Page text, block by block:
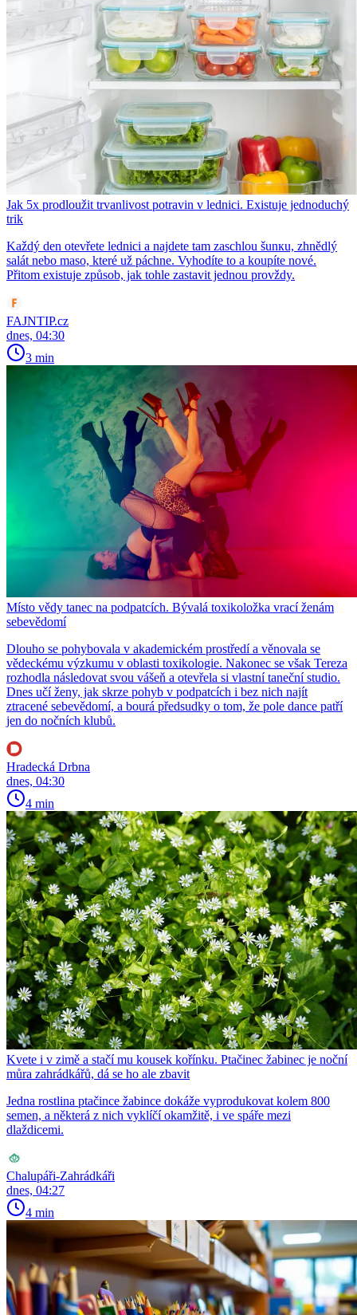
Jak 5x prodloužit trvanlivost potravin v lednici. Existuje jednoduchý
trik
Každý den otevřete lednici a najdete tam zaschlou šunкu, zhnědlý
salát nebo maso, které už páchne. Vyhodíte to a koupíte nové.
Přitom existuje způsob, jak tohle zastavit jednou provždy.
FAJNTIP.cz
dnes, 04:30
3 min
Místo vědy tanec na podpatcích. Bývalá toxikoložka vrací ženám
sebevědomí
Dlouho se pohybovala v akademickém prostředí a věnovala se
vědeckému výzkumu v oblasti toxikologie. Nakonec se však Tereza
rozhodla následovat svou vášeň a otevřela si vlastní taneční studio.
Dnes učí ženy, jak skrze pohyb v podpatcích i bez nich najít
ztracené sebevědomí, a bourá předsudky o tom, že pole dance patří
jen do nočních klubů.
Hradecká Drbna
dnes, 04:30
4 min
Kvete i v zimě a stačí mu kousek kořínku. Ptačinec žabinec je noční
můra zahrádkářů, dá se ho ale zbavit
Jedna rostlina ptačince žabince dokáže vyprodukovat kolem 800
semen, a některá z nich vyklíčí okamžitě, i ve spáře mezi
dlaždicemi.
Chalupáři-Zahrádkáři
dnes, 04:27
4 min